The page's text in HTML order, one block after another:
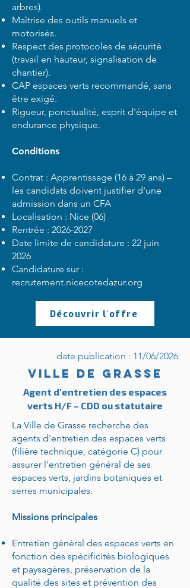
arbres).
Maîtrise des outils manuels et
motorisés.
Respect des protocoles de sécurité
(travail en hauteur, signalisation de
chantier).
CAP espaces verts recommandé, sans
être exigé.
Rigueur, ponctualité, esprit d'équipe et
endurance physique.
Conditions
Contrat : Apprentissage (16 à 29 ans) –
les candidats doivent justifier d'une
admission dans un CFA
Localisation : Nice (06)
Rentrée : 2026-2027
Date limite de candidature : 22 juin
2026
Candidature sur :
recrutement.nicecotedazur.org
Découvrir l'offre
date publication : 11/06/2026
Ville de Grasse
Agent d'entretien des espaces
verts H/F – CDD ou statutaire
La Ville de Grasse recherche des
agents d'entretien des espaces verts
(filière technique, catégorie C) pour
assurer l'entretien général de ses
espaces verts, jardins botaniques et
serres municipales.​
Missions principales
Entretien général des espaces verts en
fonction des spécificités biologiques
et paysagères, préservation de la
qualité des sites et prévention des